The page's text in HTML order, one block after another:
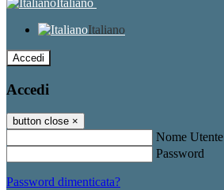
Italiano
Italiano
Accedi
Accedi
button close ×
Nome Utente
Password
Password dimenticata?